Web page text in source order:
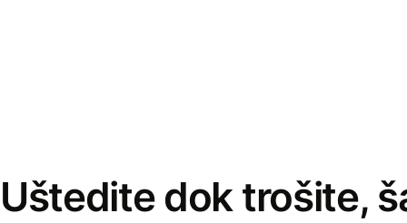
Uštedite dok trošite,